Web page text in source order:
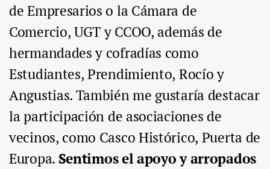
de Empresarios o la Cámara de
Comercio, UGT y CCOO, además de
hermandades y cofradías como
Estudiantes, Prendimiento, Rocío y
Angustias. También me gustaría destacar
la participación de asociaciones de
vecinos, como Casco Histórico, Puerta de
Europa. Sentimos el apoyo y arropados